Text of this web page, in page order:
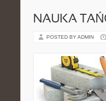
NAUKA
POSTED BY ADMIN